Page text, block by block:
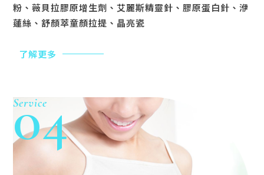
粉、薇貝拉膠原增生劑、艾麗斯精靈針、膠原蛋白針、洢
蓮絲、舒顏萃童顏拉提、晶亮瓷
了解更多
Service
04